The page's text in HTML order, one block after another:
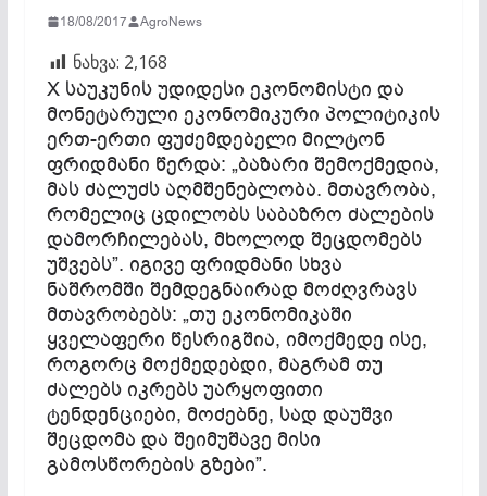
18/08/2017 AgroNews
ნახვა: 2,168
X საუკუნის უდიდესი ეკონომისტი და
მონეტარული ეკონომიკური პოლიტიკის
ერთ-ერთი ფუძემდებელი მილტონ
ფრიდმანი წერდა: „ბაზარი შემოქმედია,
მას ძალუძს აღმშენებლობა. მთავრობა,
რომელიც ცდილობს საბაზრო ძალების
დამორჩილებას, მხოლოდ შეცდომებს
უშვებს”. იგივე ფრიდმანი სხვა
ნაშრომში შემდეგნაირად მოძღვრავს
მთავრობებს: „თუ ეკონომიკაში
ყველაფერი წესრიგშია, იმოქმედე ისე,
როგორც მოქმედებდი, მაგრამ თუ
ძალებს იკრებს უარყოფითი
ტენდენციები, მოძებნე, სად დაუშვი
შეცდომა და შეიმუშავე მისი
გამოსწორების გზები”.